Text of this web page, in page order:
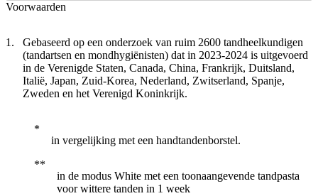
Voorwaarden
Gebaseerd op een onderzoek van ruim 2600 tandheelkundigen
(tandartsen en mondhygiënisten) dat in 2023-2024 is uitgevoerd
in de Verenigde Staten, Canada, China, Frankrijk, Duitsland,
Italië, Japan, Zuid-Korea, Nederland, Zwitserland, Spanje,
Zweden en het Verenigd Koninkrijk.
in vergelijking met een handtandenborstel.
in de modus White met een toonaangevende tandpasta
voor wittere tanden in 1 week